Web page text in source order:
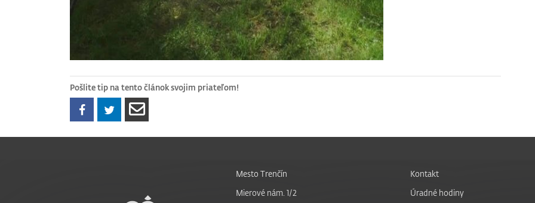
Pošlite tip na tento článok svojim priateľom!
Mesto Trenčín
Mierové nám. 1/2
Kontakt
Úradné hodiny